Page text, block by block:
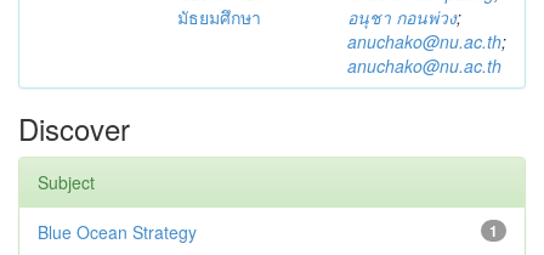
มัธยมศึกษา
อนุชา กอนพ่วง;
anuchako@nu.ac.th;
anuchako@nu.ac.th
Discover
Subject
1
Blue Ocean Strategy